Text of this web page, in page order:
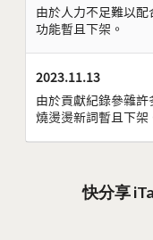
由於人力不足難以
功能暫且下架。
2023.11.13
由於貢獻紀錄參雜
燒燙燙新詞暫且下架
快分享